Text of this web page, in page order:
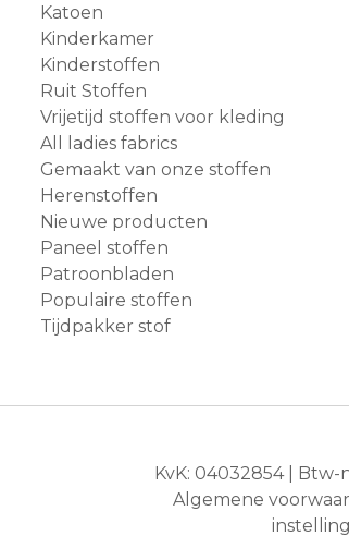
Katoen
Kinderkamer
Kinderstoffen
Ruit Stoffen
Vrijetijd stoffen voor kleding
All ladies fabrics
Gemaakt van onze stoffen
Herenstoffen
Nieuwe producten
Paneel stoffen
Patroonbladen
Populaire stoffen
Tijdpakker stof
KvK: 04032854 | Btw-
Algemene